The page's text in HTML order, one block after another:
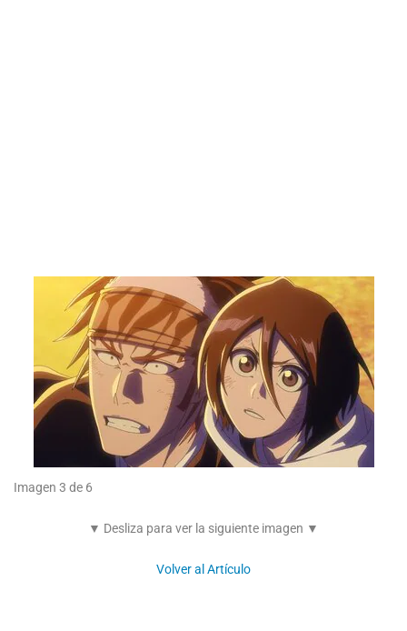
Imagen 3 de 6
▼ Desliza para ver la siguiente imagen ▼
Volver al Artículo